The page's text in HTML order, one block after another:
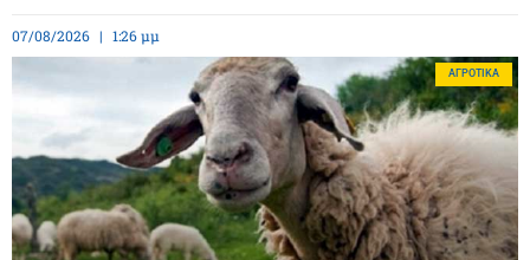
07/08/2026 1:26 μμ
ΑΓΡΟΤΙΚΆ